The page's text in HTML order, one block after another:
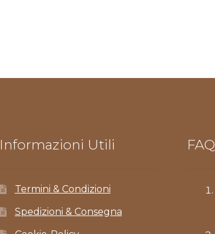
Informazioni Utili
Termini & Condizioni
Spedizioni & Consegna
FAQ